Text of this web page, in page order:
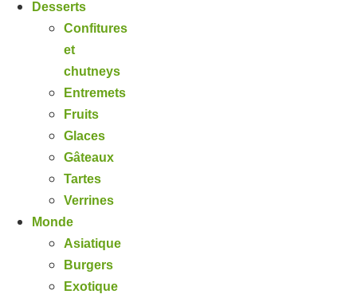
Desserts
Confitures
et
chutneys
Entremets
Fruits
Glaces
Gâteaux
Tartes
Verrines
Monde
Asiatique
Burgers
Exotique